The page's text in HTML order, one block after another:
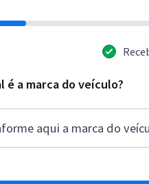
é a marca do veículo?